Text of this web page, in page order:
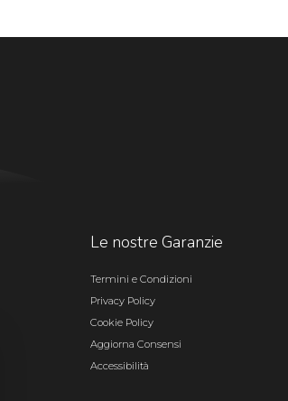
Le nostre Garanzie
Termini e Condizioni
Privacy Policy
Cookie Policy
Aggiorna Consensi
Accessibilità